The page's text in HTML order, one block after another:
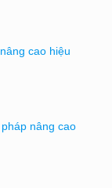
cao hiệu
nâng cao